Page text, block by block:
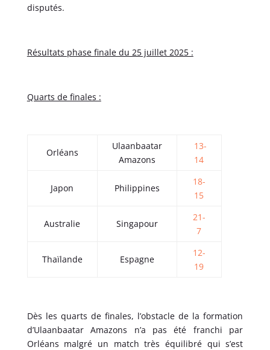
disputés.
Résultats phase finale du 25 juillet 2025 :
Quarts de finales :
Orléans
Ulaanbaatar
Amazons
13-
14
Japon Philippines
18-
15
Australie Singapour
21-
7
Thaïlande Espagne
12-
19
Dès les quarts de finales, l’obstacle de la formation
d’Ulaanbaatar Amazons n’a pas été franchi par
Orléans malgré un match très équilibré qui s’est